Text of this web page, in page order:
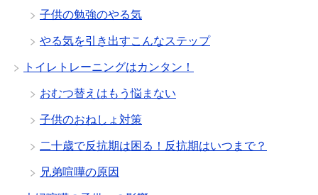
子供の勉強のやる気
やる気を引き出すこんなステップ
トイレトレーニングはカンタン！
おむつ替えはもう悩まない
子供のおねしょ対策
二十歳で反抗期は困る！反抗期はいつまで？
兄弟喧嘩の原因